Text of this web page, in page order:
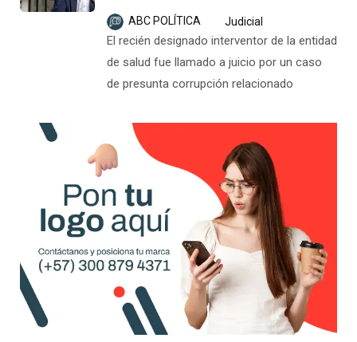
ABC POLÍTICA Judicial
El recién designado interventor de la entidad
de salud fue llamado a juicio por un caso
de presunta corrupción relacionado